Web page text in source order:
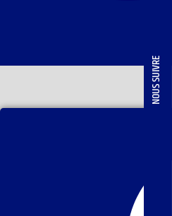
NOUS SUIVRE